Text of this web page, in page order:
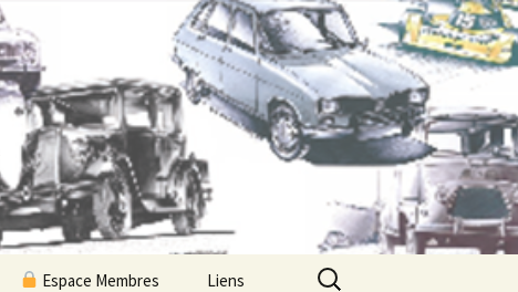
Espace Membres Liens
Rechercher :